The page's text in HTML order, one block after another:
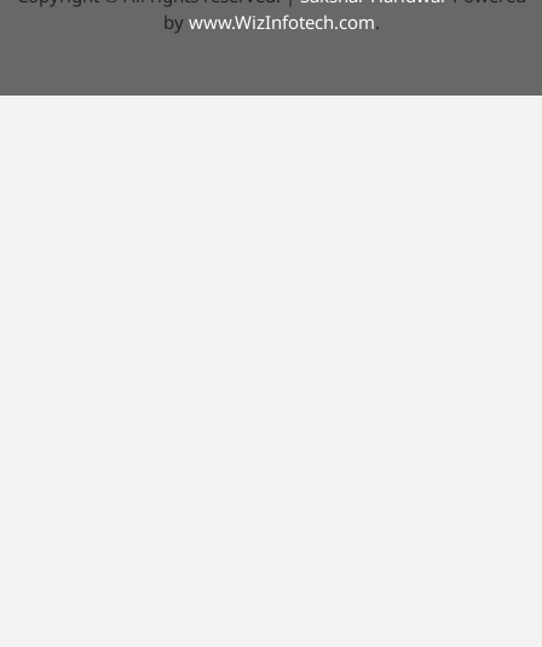
by www.WizInfotech.com.